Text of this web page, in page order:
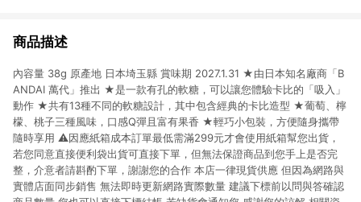
商品描述
內容量 38g 原產地 日本埼玉縣 賞味期 2027.1.31 ★由日本知名廠商「B
ANDAI 萬代」推出 ★是一款有孔的軟糖，可以讓您體驗卡比的「吸入」
動作 ★共有13種不同的軟糖設計，其中包含經典的卡比造型 ★葡萄、檸
檬、桃子三種風味，口感Q彈且富有果香 ★輕巧小包裝，方便隨身攜帶
隨時享用 ⚠️因應紙箱成本訂單最低需滿299元才會使用紙箱幫您出貨，
若您同意直接便利袋出貨可直接下單，但無法保證商品到您手上是否完
整，介意者請斟酌下單，謝謝您的合作 本店一律現貨供應 但因為網路與
實體店面同步銷售 無法即時更新網路實際數量 建議下標前以問與答確認